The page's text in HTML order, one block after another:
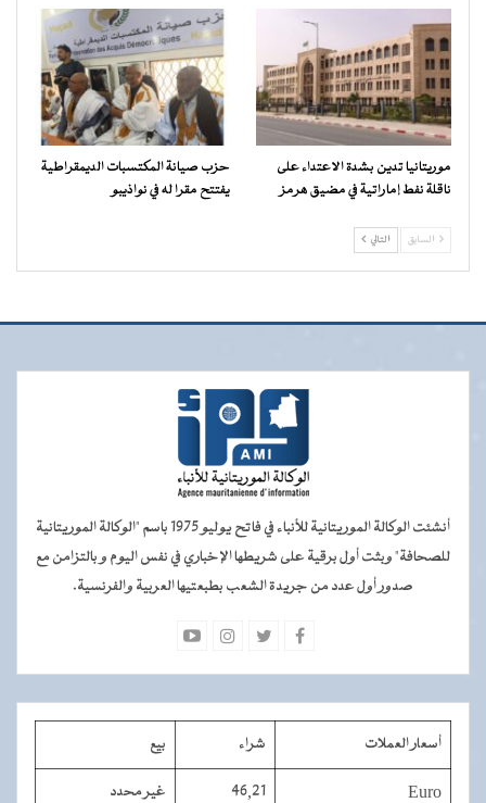
موريتانيا تدين بشدة الاعتداء على
ناقلة نفط إماراتية في مضيق هرمز
حزب صيانة المكتسبات الديمقراطية
يفتتح مقرا له في نواذيبو
السابق التالي
أنشئت الوكالة الموريتانية للأنباء في فاتح يوليو 1975 باسم "الوكالة الموريتانية
للصحافة" وبثت أول برقية على شريطها الإخباري في نفس اليوم و بالتزامن مع
صدور أول عدد من جريدة الشعب بطبعتيها العربية والفرنسية.
أسعار العملات شراء بيع
Euro
46,21 غير محدد